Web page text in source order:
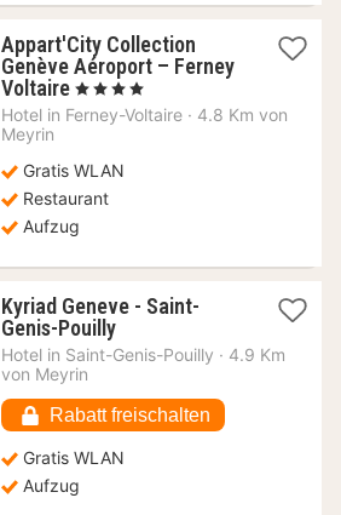
Appart'City Collection
Genève Aéroport – Ferney
Voltaire 1
Nacht
€
, 4 Sterne
Hotel in Ferney-Voltaire · 4.8 Km von
Meyrin
Gratis WLAN
Restaurant
Aufzug
Kyriad Geneve - Saint-
Genis-Pouilly1
Nacht
€
Hotel in Saint-Genis-Pouilly · 4.9 Km
von Meyrin
Rabatt freischalten
Gratis WLAN
Aufzug